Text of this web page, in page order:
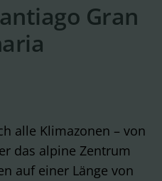
Gran
alle Klimazonen – von
das alpine Zentrum
auf einer Länge von